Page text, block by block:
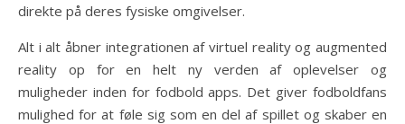
direkte på deres fysiske omgivelser.
Alt i alt åbner integrationen af virtuel reality og augmented
reality op for en helt ny verden af oplevelser og
muligheder inden for fodbold apps. Det giver fodboldfans
mulighed for at føle sig som en del af spillet og skaber en